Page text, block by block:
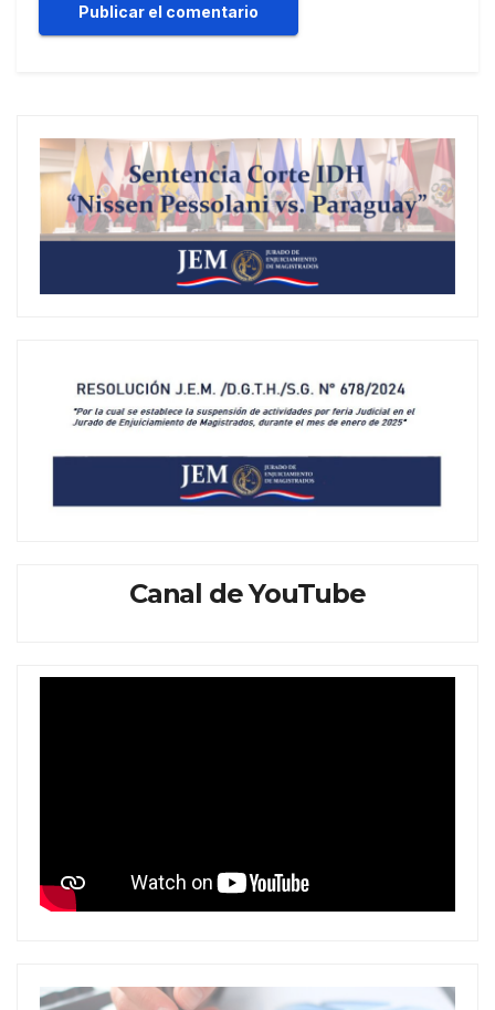
Canal de YouTube